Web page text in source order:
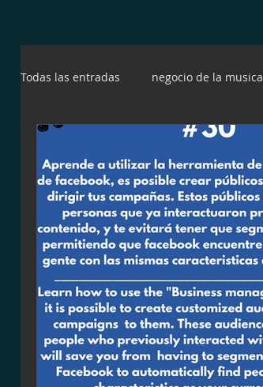
Todas las entradas negocio de la musica
emprendedor
youtube relaciones públicas
diferenciación video SACM
landing page